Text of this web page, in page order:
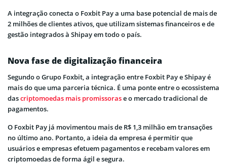
A integração conecta o Foxbit Pay a uma base potencial de mais de
2 milhões de clientes ativos, que utilizam sistemas financeiros e de
gestão integrados à Shipay em todo o país.
Nova fase de digitalização financeira
Segundo o Grupo Foxbit, a integração entre Foxbit Pay e Shipay é
mais do que uma parceria técnica. É uma ponte entre o ecossistema
dascriptomoedas mais promissorase o mercado tradicional de
pagamentos.
O Foxbit Pay já movimentou mais de R$ 1,3 milhão em transações
no último ano. Portanto, a ideia da empresa é permitir que
usuários e empresas efetuem pagamentos e recebam valores em
criptomoedas de forma ágil e segura.